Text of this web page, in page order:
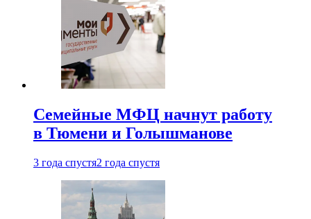
Семейные МФЦ начнут работу
в Тюмени и Голышманове
3 года спустя2 года спустя